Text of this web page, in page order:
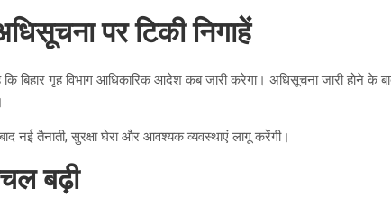
पर टिकी निगाहें
बिहार गृह विभाग आधिकारिक आदेश कब जारी करेगा। अधिसूचना जारी होने के
नई तैनाती, सुरक्षा घेरा और आवश्यक व्यवस्थाएं लागू करेंगी।
बढ़ी